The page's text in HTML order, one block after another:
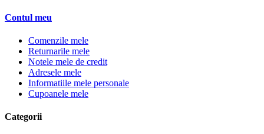
Contul meu
Comenzile mele
Returnarile mele
Notele mele de credit
Adresele mele
Informatiile mele personale
Cupoanele mele
Categorii